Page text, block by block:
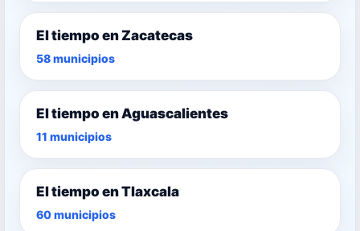
El tiempo en Zacatecas
58 municipios
El tiempo en Aguascalientes
11 municipios
El tiempo en Tlaxcala
60 municipios